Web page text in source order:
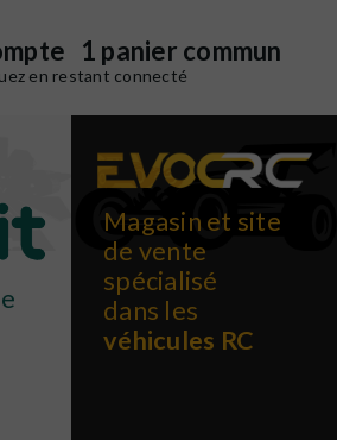
1 panier commun
en restant connecté
Magasin et site
de vente
spécialisé
dans les
véhicules RC